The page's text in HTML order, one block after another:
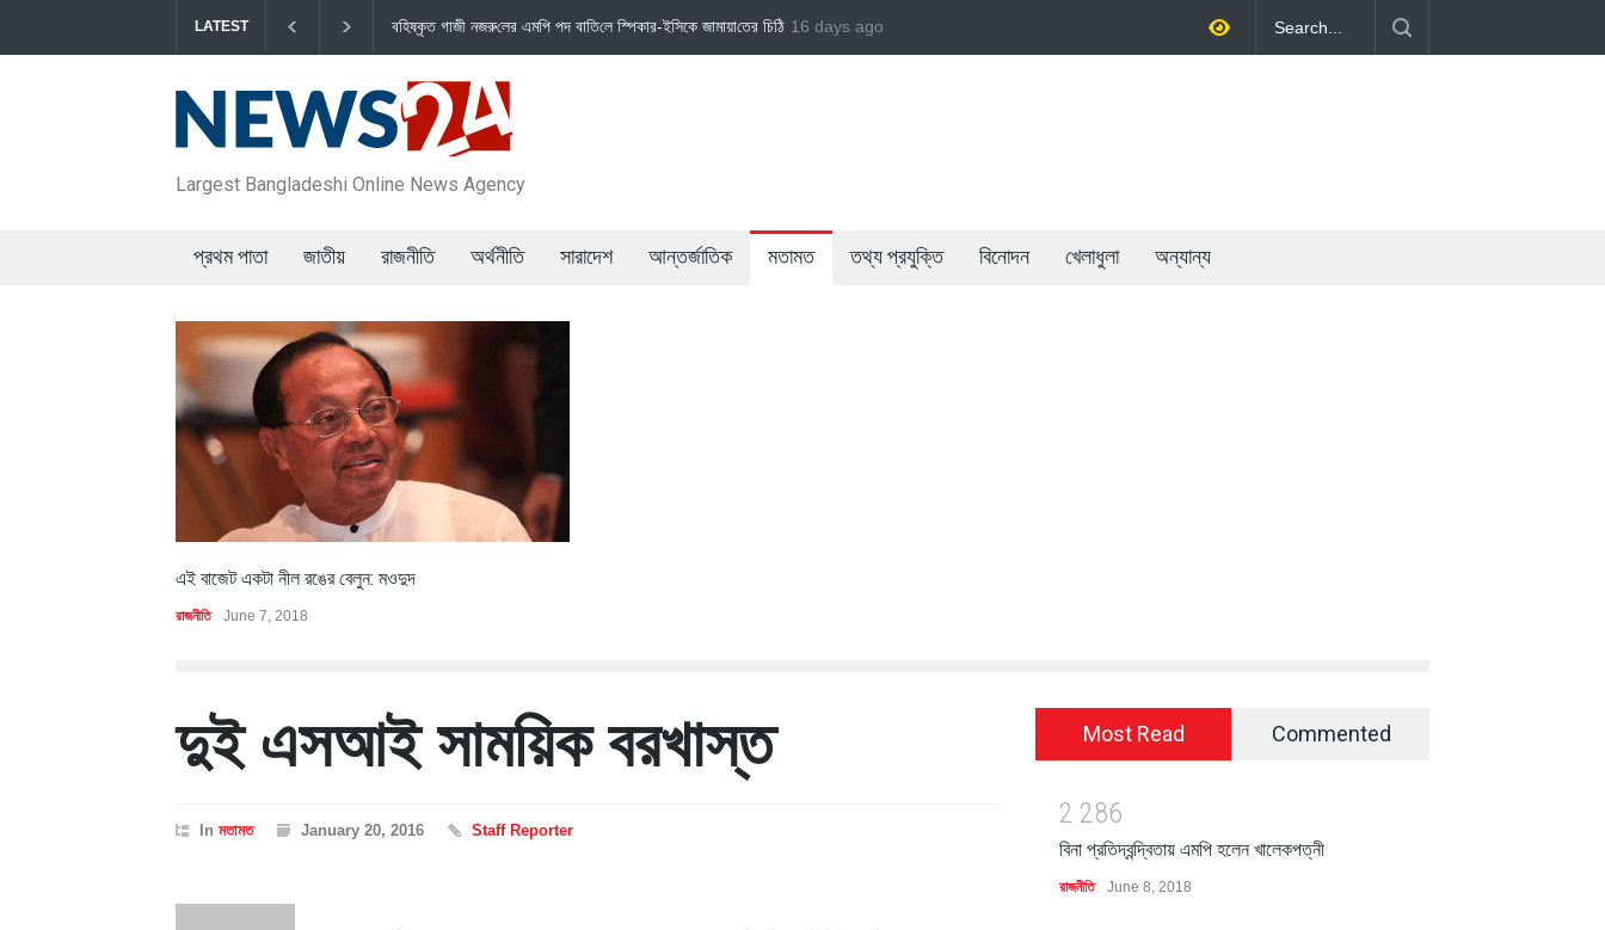
LATEST বহিষ্কৃত গাজী নজরু‌লের এম‌পি পদ বা‌তি‌লে স্পিকার-ইসিকে জামায়া‌তের চি‌ঠি জামায়াত এমপি গাজী নজরুল ইসলামকে দল থেকে বহিষ্কার বেসরকারি খাতের গতিশীলতায় অর্থনীতি গড়ে তোলাই সরকারের মূল লক্ষ্য: প্রধানমন্ত্রী
16 days ago
Largest Bangladeshi Online News Agency
প্রথম পাতা জাতীয় রাজনীতি অর্থনীতি সারাদেশ আন্তর্জাতিক মতামত তথ্য প্রযুক্তি বিনোদন খেলাধুলা অন্যান্য
এই বাজেট একটা নীল রঙের বেলুন: মওদুদ
রাজনীতি June 7, 2018
দুই এসআই সাময়িক বরখাস্ত
In মতামত January 20, 2016 Staff Reporter
Most Read Commented
2 286
বিনা প্রতিদ্বন্দ্বিতায় এমপি হলেন খালেকপত্নী
রাজনীতি June 8, 2018